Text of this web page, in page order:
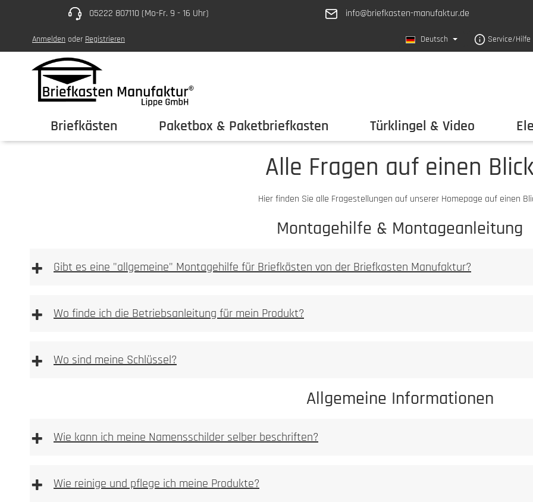
Hauptinhalt springen
Zur Hauptnavigation springen05222 807110 (Mo-Fr. 9 - 16 Uhr) info@briefkasten-manufaktur.de
Anmelden oder Registrieren Deutsch Service/Hilfe
Briefkästen Paketbox & Paketbriefkasten Türklingel & Video
Alle Fragen auf einen Blick
Hier finden Sie alle Fragestellungen auf unserer Homepage auf einen
Montagehilfe & Montageanleitung
+ Gibt es eine "allgemeine" Montagehilfe für Briefkästen von der Briefkasten Manufaktur?
+ Wo finde ich die Betriebsanleitung für mein Produkt?
+ Wo sind meine Schlüssel?
Allgemeine Informationen
+ Wie kann ich meine Namensschilder selber beschriften?
Vorlage Namensschild BASIC Typ 3 & BASIC Typ 2 [PDF Datei 0,03 mb]
+ Wie reinige und pflege ich meine Produkte?